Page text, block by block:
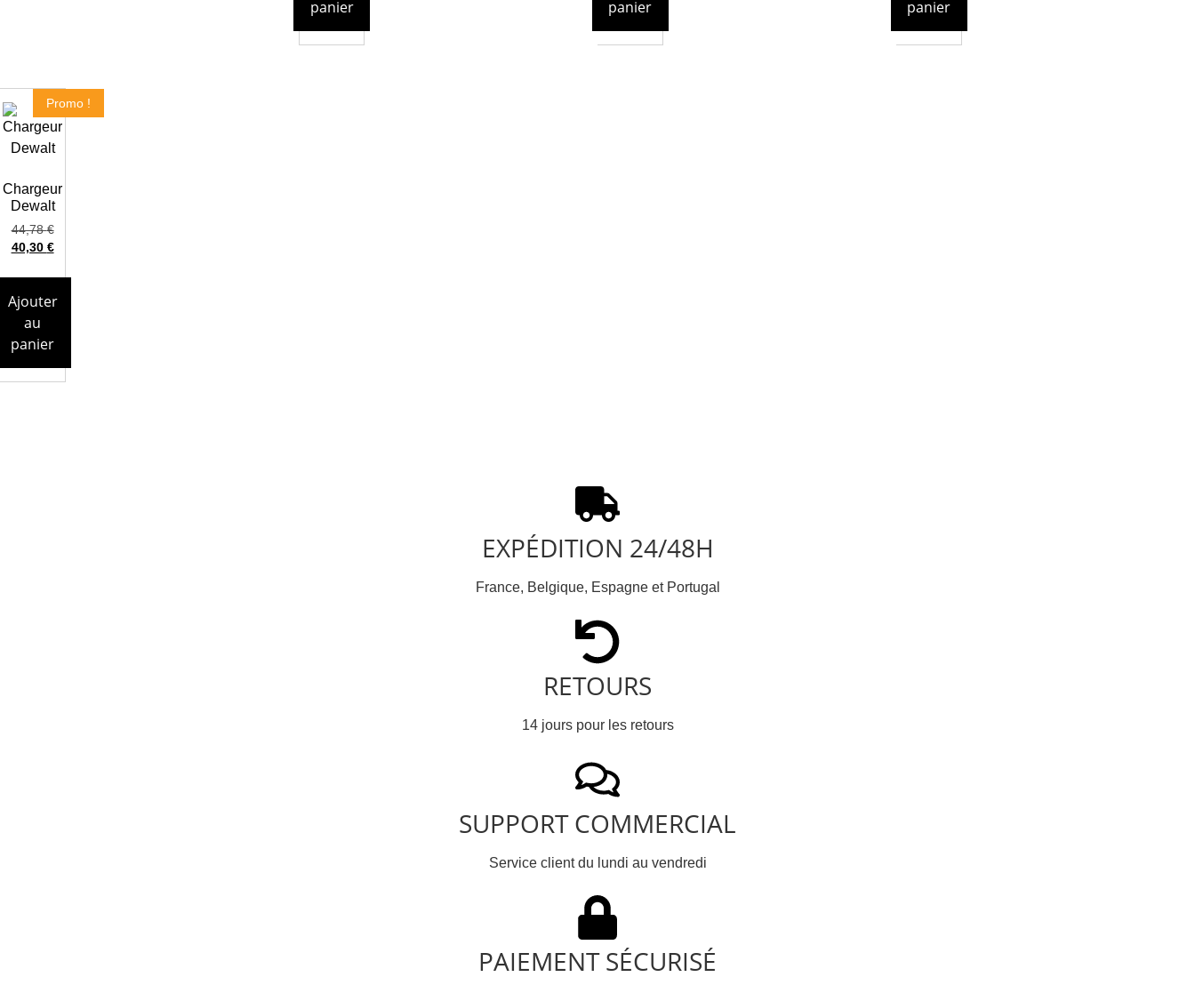
panier
panier
panier
Promo !
Chargeur
Dewalt
44,78€
40,30 €
Ajouter
au
panier
EXPÉDITION 24/48H
France, Belgique, Espagne et Portugal
RETOURS
14 jours pour les retours
SUPPORT COMMERCIAL
Service client du lundi au vendredi
PAIEMENT SÉCURISÉ